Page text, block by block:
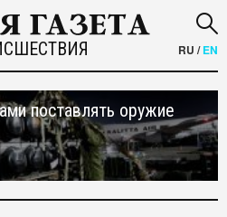
RU /EN
поставлять оружие